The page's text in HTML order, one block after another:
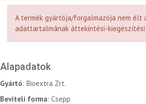
A termék gyártója/forgalmazója nem élt
adattartalmának áttekintési-
Alapadatok
Gyártó: Bioextra Zrt.
Beviteli forma: Csepp